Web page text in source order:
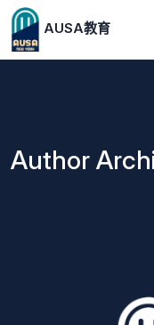
AUSA教育
Author